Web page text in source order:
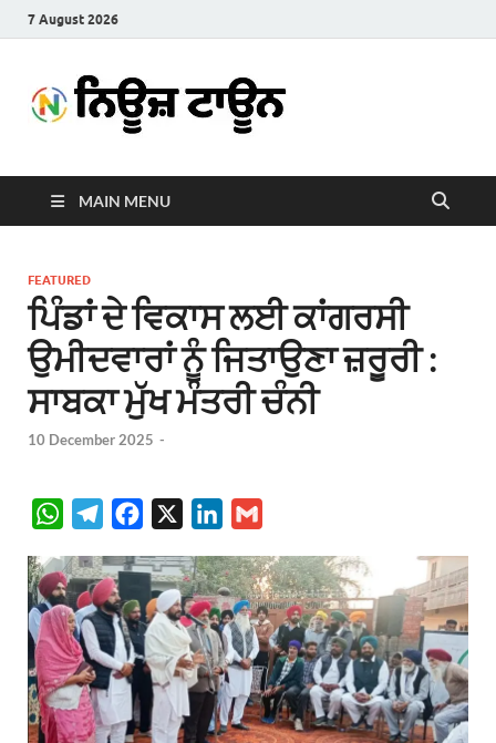
7 August 2026
Town
MAIN MENU
FEATURED
ਪਿੰਡਾਂ ਦੇ ਵਿਕਾਸ ਲਈ ਕਾਂਗਰਸੀ
ਉਮੀਦਵਾਰਾਂ ਨੂੰ ਜਿਤਾਉਣਾ ਜ਼ਰੂਰੀ :
ਸਾਬਕਾ ਮੁੱਖ ਮੰਤਰੀ ਚੰਨੀ
10 December 2025 -
W
a
t
s
A
p
p
l
e
g
r
a
m
c
e
b
o
o
k
n
k
e
d
I
n
a
i
l